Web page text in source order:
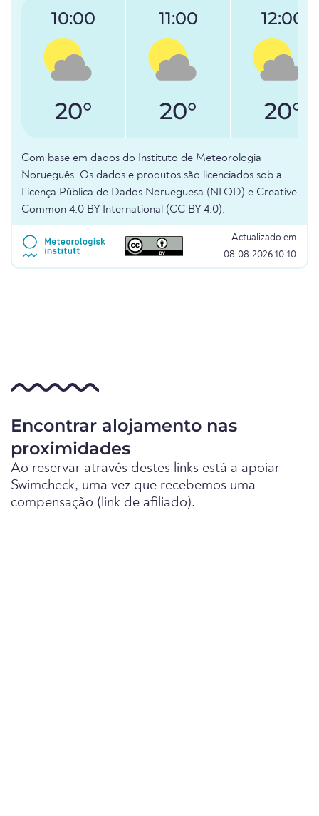
10:00
20°
11:00
20°
12:00
20°
Com base em dados do Instituto de Meteorologia
Norueguês. Os dados e produtos são licenciados sob a
Licença Pública de Dados Norueguesa (NLOD) e Creative
Common 4.0 BY International (CC BY 4.0).
Actualizado em
08.08.2026 10:10
Encontrar alojamento nas
proximidades
Ao reservar através destes links está a apoiar
Swimcheck, uma vez que recebemos uma
compensação (link de afiliado).